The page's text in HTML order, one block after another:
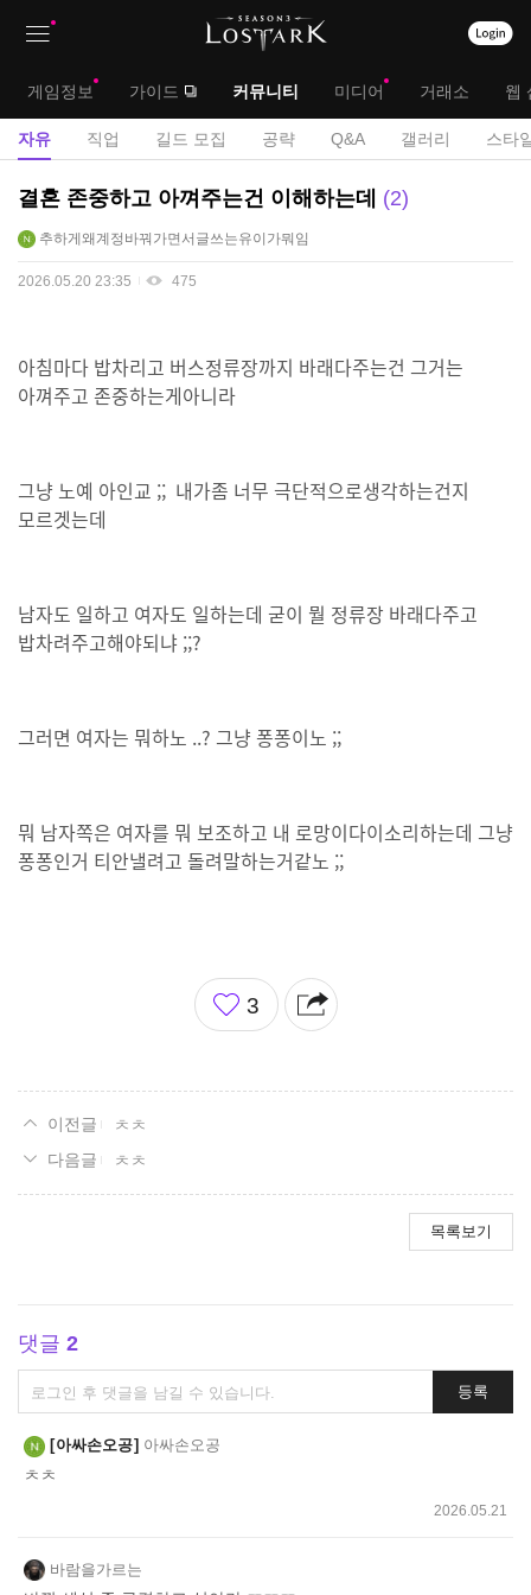
대
메
뉴
게임정보 가이드 커뮤니티 미디어 거래소 웹
서
자유 직업 길드 모집 공략 Q&A 갤러리 스타
자
게
결혼 존중하고 아껴주는건 이해하는데 2
추하게왜계정바꿔가면서글쓰는유이가뭐임
2026.05.20 23:35 475
아침마다 밥차리고 버스정류장까지 바래다주는건 그거는
아껴주고 존중하는게아니라
그냥 노예 아인교 ;; 내가좀 너무 극단적으로생각하는건지
모르겟는데
남자도 일하고 여자도 일하는데 굳이 뭘 정류장 바래다주고
밥차려주고해야되냐 ;;?
그러면 여자는 뭐하노 ..? 그냥 퐁퐁이노 ;;
뭐 남자쪽은 여자를 뭐 보조하고 내 로망이다이소리하는데 그냥
퐁퐁인거 티안낼려고 돌려말하는거같노 ;;
좋
아
3
ㅊㅊ
ㅊㅊ
목록보기
댓글 2
댓
글
쓰
기
등록
아싸손오공 아싸손오공
ㅊㅊ
2026.05.21
바람을가르는